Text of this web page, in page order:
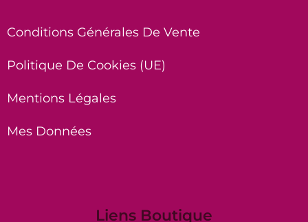
Conditions Générales De Vente
Politique De Cookies (UE)
Mentions Légales
Mes Données
Liens Boutique